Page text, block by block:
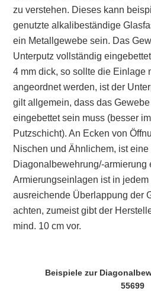
zu verstehen. Dieses kann
genutzte alkalibeständige
ein Metallgewebe sein. Das
Unterputz vollständig
4 mm dick, so sollte die Einlage
angeordnet werden, ist der
gilt allgemein, dass das
eingebettet sein muss (besser
Putzschicht). An Ecken von
Nischen und Ähnlichem, ist
Diagonalbewehrung/-armierung
Armierungseinlagen ist in
ausreichende Überlappung der
achten, zumeist gibt der
mind. 10 cm vor.
Beispiele zur
55699